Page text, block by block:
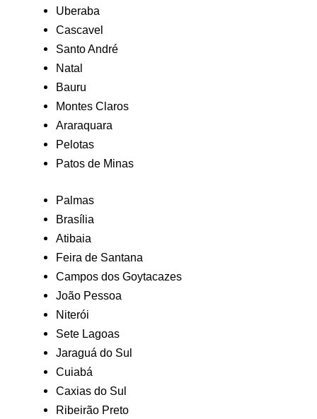
Uberaba
Cascavel
Santo André
Natal
Bauru
Montes Claros
Araraquara
Pelotas
Patos de Minas
Palmas
Brasília
Atibaia
Feira de Santana
Campos dos Goytacazes
João Pessoa
Niterói
Sete Lagoas
Jaraguá do Sul
Cuiabá
Caxias do Sul
Ribeirão Preto